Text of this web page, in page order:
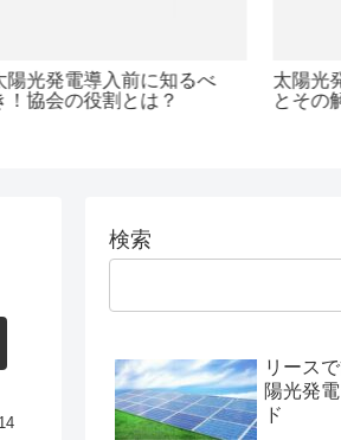
電が普及しない理由
解決策
「未来はな
ない！自宅
検索
リース
陽光発
ド